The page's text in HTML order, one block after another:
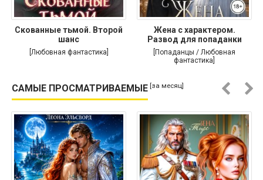
Скованные тьмой. Второй
шанс
[Любовная фантастика]
Жена с характером.
Развод для попаданки
[Попаданцы / Любовная
фантастика]
САМЫЕ ПРОСМАТРИВАЕМЫЕ [за месяц]